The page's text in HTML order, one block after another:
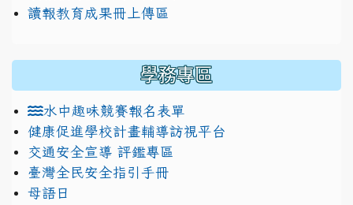
讀報教育成果冊上傳區
學務專區
水中趣味競賽報名表單
健康促進學校計畫輔導訪視平台
交通安全宣導 評鑑專區
臺灣全民安全指引手冊
母語日